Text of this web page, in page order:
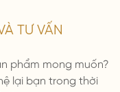
TƯ VẤN
phẩm mong muốn?
lại bạn trong thời